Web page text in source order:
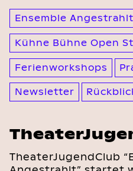
Ensemble Angestrahlt
Kühne Bühne Open
Ferienworkshops
Newsletter
TheaterJugendClub